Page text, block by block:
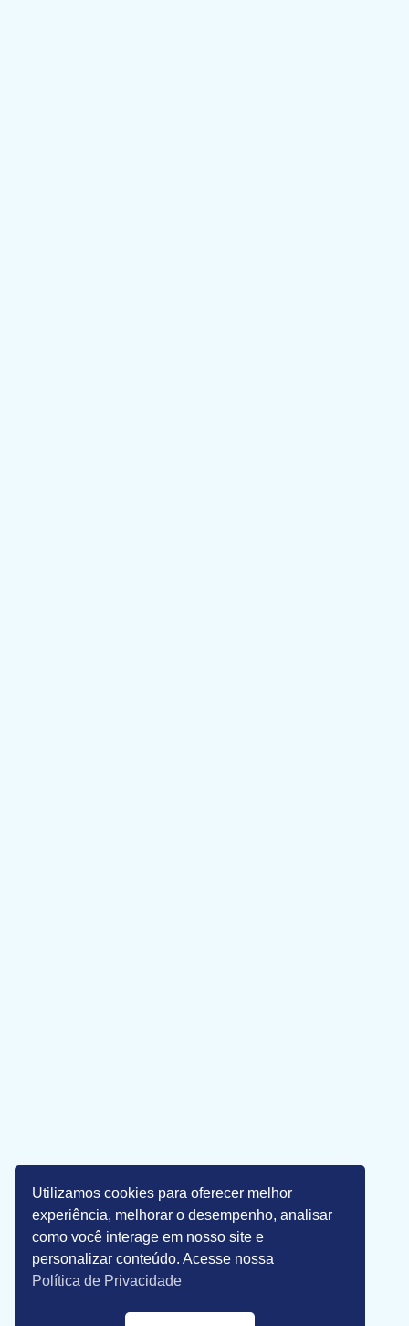
Utilizamos cookies para oferecer melhor
experiência, melhorar o desempenho, analisar
como você interage em nosso site e
personalizar conteúdo. Acesse nossa
Política de Privacidade